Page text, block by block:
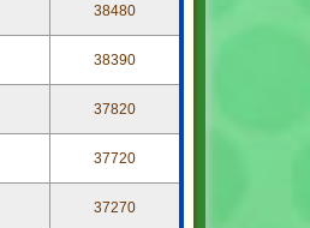
38480
38390
37820
37720
37270